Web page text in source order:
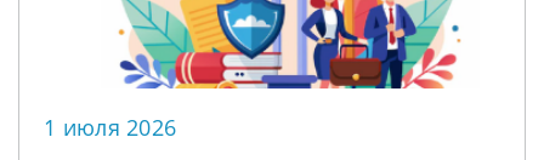
1 июля 2026